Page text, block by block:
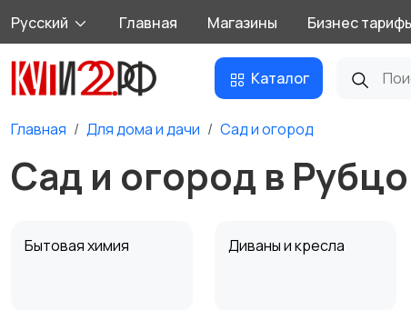
Русский Главная Магазины Бизнес
Каталог
Главная Для дома и дачи Сад и огород
Сад и огород в
Бытовая химия Диваны и кресла